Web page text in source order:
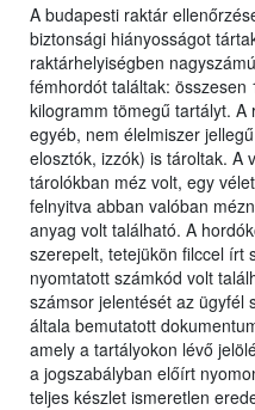
A budapesti raktár
biztonsági hiányosságot
raktárhelyiségben
fémhordót találtak:
kilogramm tömegű tartályt.
egyéb, nem élelmiszer
elosztók, izzók) is tároltak. A
tárolókban méz volt, egy
felnyitva abban valóban
anyag volt található. A
szerepelt, tetejükön filccel írt
nyomtatott számkód volt
számsor jelentését az ügyfél
általa bemutatott
amely a tartályokon lévő
a jogszabályban előírt
teljes készlet ismeretlen